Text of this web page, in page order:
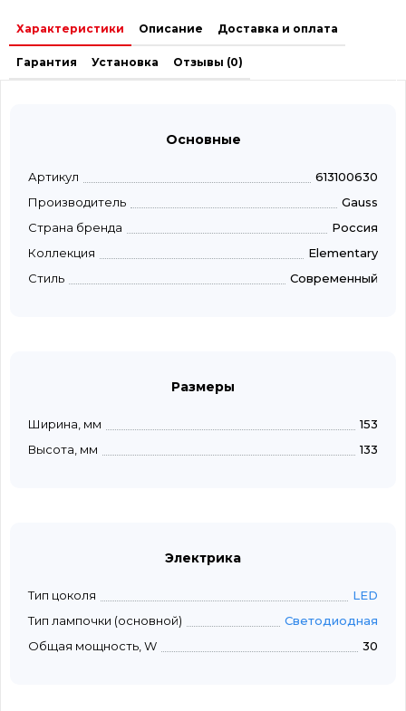
Характеристики Описание Доставка и оплата
Гарантия Установка Отзывы (0)
Основные
Артикул
613100630
Производитель
Gauss
Страна бренда
Россия
Коллекция
Elementary
Стиль
Современный
Размеры
Ширина, мм
153
Высота, мм
133
Электрика
Тип цоколя
LED
Тип лампочки (основной)
Светодиодная
Общая мощность, W
30